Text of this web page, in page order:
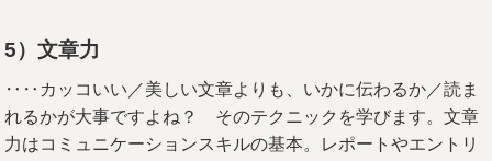
5）文章力
‥‥カッコいい／美しい文章よりも、いかに伝わるか／読ま
れるかが大事ですよね？ そのテクニックを学びます。文章
力はコミュニケーションスキルの基本。レポートやエントリ